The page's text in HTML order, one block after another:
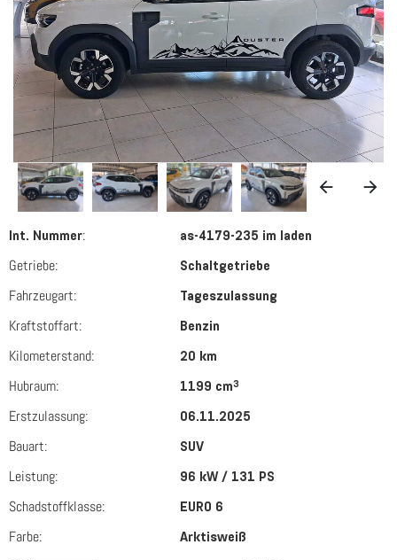
Int. Nummer: as-4179-235 im laden
Getriebe: Schaltgetriebe
Fahrzeugart: Tageszulassung
Kraftstoffart: Benzin
Kilometerstand: 20 km
Hubraum: 1199 cm3
Erstzulassung: 06.11.2025
Bauart: SUV
Leistung: 96 kW / 131 PS
Schadstoffklasse: EURO 6
Farbe: Arktisweiß